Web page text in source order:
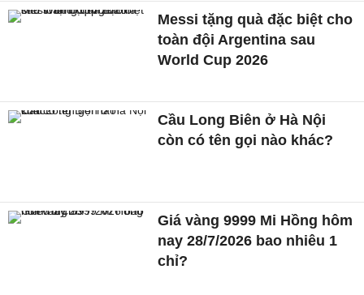
Messi tặng quà đặc biệt cho
toàn đội Argentina sau
World Cup 2026
Cầu Long Biên ở Hà Nội
còn có tên gọi nào khác?
Giá vàng 9999 Mi Hồng hôm
nay 28/7/2026 bao nhiêu 1
chỉ?